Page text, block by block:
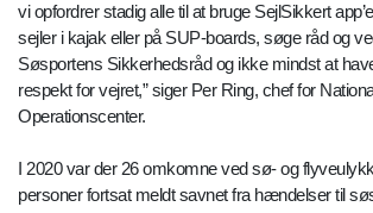
vi opfordrer stadig alle til at bruge SejlSikkert
sejler i kajak eller på SUP-boards, søge råd og
Søsportens Sikkerhedsråd og ikke mindst at
respekt for vejret,” siger Per Ring, chef for
Operationscenter.
I 2020 var der 26 omkomne ved sø- og
personer fortsat meldt savnet fra hændelser til